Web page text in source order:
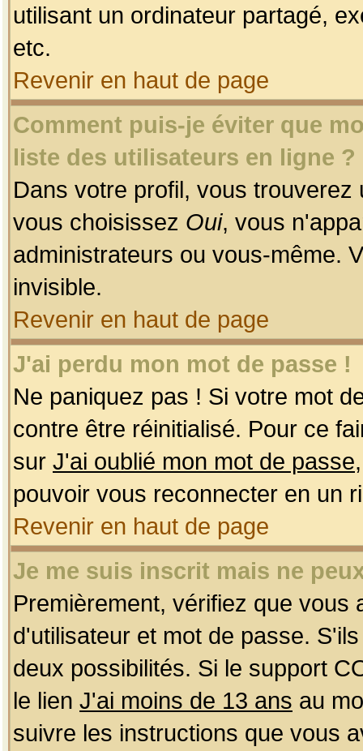
utilisant un ordinateur partagé,
etc.
Revenir en haut de page
Comment puis-je éviter que
liste des utilisateurs en ligne ?
Dans votre profil, vous
vous choisissez Oui, vous
administrateurs ou vous-même.
invisible.
Revenir en haut de page
J'ai perdu mon mot de passe !
Ne paniquez pas ! Si votre mot
contre être réinitialisé. Pour ce
sur J'ai oublié mon mot de passe
pouvoir vous reconnecter en un
Revenir en haut de page
Je me suis inscrit mais ne
Premièrement, vérifiez que
d'utilisateur et mot de passe.
deux possibilités. Si le support
le lien J'ai moins de 13 ans au
suivre les instructions que vous